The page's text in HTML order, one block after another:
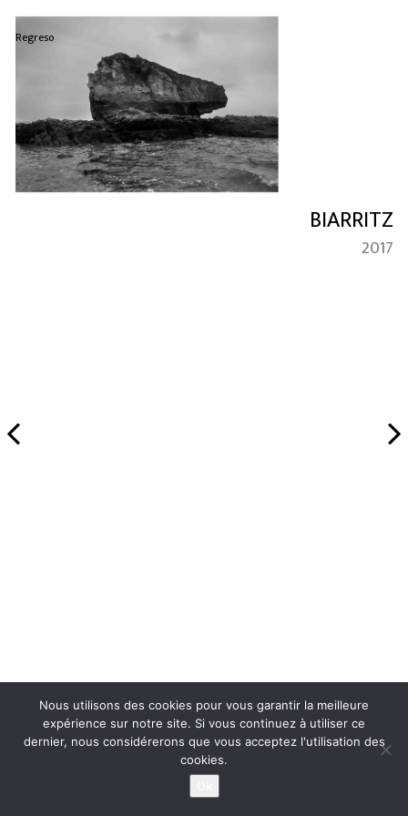
Regreso
BIARRITZ
2017
Nous utilisons des cookies pour vous garantir la meilleure
expérience sur notre site. Si vous continuez à utiliser ce
dernier, nous considérerons que vous acceptez l'utilisation des
cookies.